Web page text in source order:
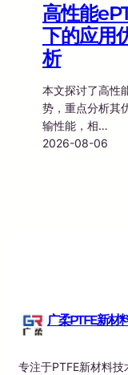
高性能
下的应用
析
本文探讨了高性
势，重点分析其
输性能，相…
2026-08-06
广柔PTFE新材
专注于PTFE新材料